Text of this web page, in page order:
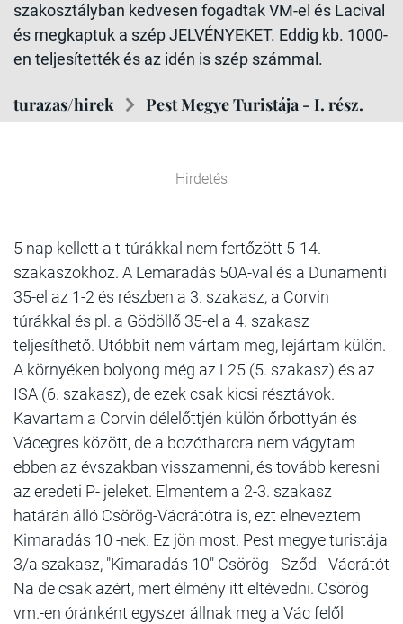
szakosztályban kedvesen fogadtak VM-el és Lacival
és megkaptuk a szép JELVÉNYEKET. Eddig kb. 1000-
en teljesítették és az idén is szép számmal.
turazas/hirek Pest Megye Turistája - I. rész.
Hirdetés
5 nap kellett a t-túrákkal nem fertőzött 5-14.
szakaszokhoz. A Lemaradás 50A-val és a Dunamenti
35-el az 1-2 és részben a 3. szakasz, a Corvin
túrákkal és pl. a Gödöllő 35-el a 4. szakasz
teljesíthető. Utóbbit nem vártam meg, lejártam külön.
A környéken bolyong még az L25 (5. szakasz) és az
ISA (6. szakasz), de ezek csak kicsi résztávok.
Kavartam a Corvin délelőttjén külön őrbottyán és
Vácegres között, de a bozótharcra nem vágytam
ebben az évszakban visszamenni, és tovább keresni
az eredeti P- jeleket. Elmentem a 2-3. szakasz
határán álló Csörög-Vácrátótra is, ezt elneveztem
Kimaradás 10 -nek. Ez jön most. Pest megye turistája
3/a szakasz, "Kimaradás 10" Csörög - Sződ - Vácrátót
Na de csak azért, mert élmény itt eltévedni. Csörög
vm.-en óránként egyszer állnak meg a Vác felől